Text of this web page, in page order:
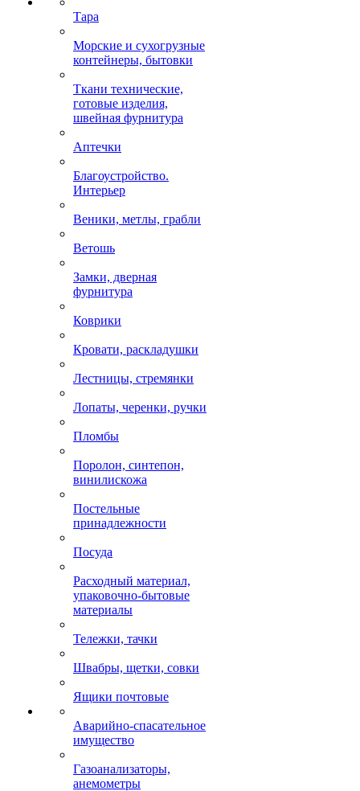
Тара
Морские и сухогрузные
контейнеры, бытовки
Ткани технические,
готовые изделия,
швейная фурнитура
Аптечки
Благоустройство.
Интерьер
Веники, метлы, грабли
Ветошь
Замки, дверная
фурнитура
Коврики
Кровати, раскладушки
Лестницы, стремянки
Лопаты, черенки, ручки
Пломбы
Поролон, синтепон,
винилискожа
Постельные
принадлежности
Посуда
Расходный материал,
упаковочно-бытовые
материалы
Тележки, тачки
Швабры, щетки, совки
Ящики почтовые
Аварийно-спасательное
имущество
Газоанализаторы,
анемометры